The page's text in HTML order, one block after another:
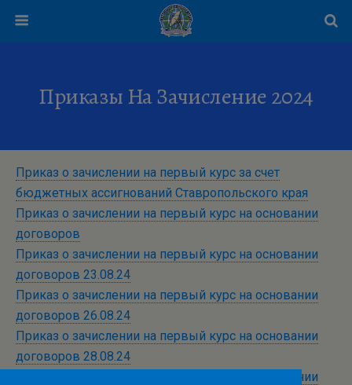
Приказы На Зачисление 2024
Приказ о зачислении на первый курс за счет
бюджетных ассигнований Ставропольского края
Приказ о зачислении на первый курс на основании
договоров
Приказ о зачислении на первый курс на основании
договоров 23.08.24
Приказ о зачислении на первый курс на основании
договоров 26.08.24
Приказ о зачислении на первый курс на основании
договоров 28.08.24
Приказ о зачислении на первый курс на основании